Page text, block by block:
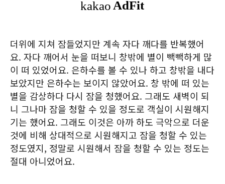
더위에 지쳐 잠들었지만 계속 자다 깨다를 반복했어
요. 자다 깨어서 눈을 떠보니 창밖에 별이 빽빽하게 많
이 떠 있었어요. 은하수를 볼 수 있나 하고 창밖을 내다
보았지만 은하수는 보이지 않았어요. 창 밖에 떠 있는
별을 감상하다 다시 잠을 청했어요. 그래도 새벽이 되
니 그나마 잠을 청할 수 있을 정도로 객실이 시원해지
기는 했어요. 그래도 이것은 아까 하도 극악으로 더운
것에 비해 상대적으로 시원해지고 잠을 청할 수 있는
정도였지, 정말로 시원해서 잠을 청할 수 있는 정도는
절대 아니었어요.